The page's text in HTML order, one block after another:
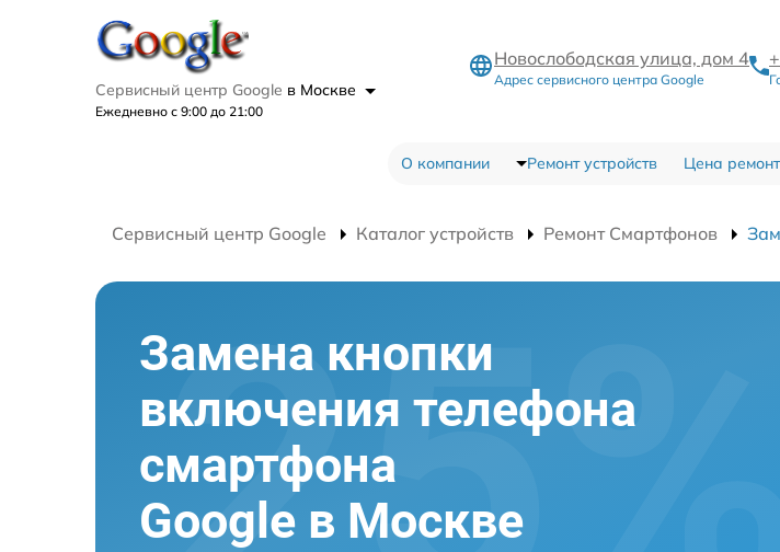
Сервисный центр Google в Москве
Ежедневно с 9:00 до 21:00
Новослободская улица, дом 4
Адрес сервисного центра Google
О компании Ремонт устройств Цена
Сервисный центр Google Каталог устройств Ремонт Смартфонов
Замена кнопки
включения телефона
смартфона
Google в Москве